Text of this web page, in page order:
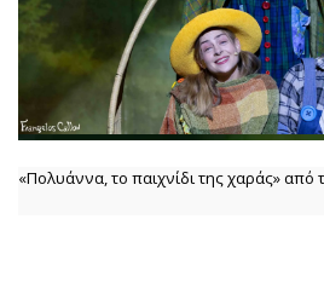
«Πολυάννα, το παιχνίδι της χαράς»